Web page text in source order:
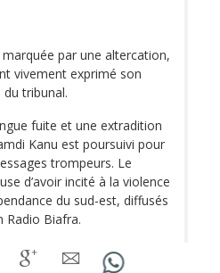
par une altercation,
vivement exprimé son
tribunal.
fuite et une extradition
Kanu est poursuivi pour
trompeurs. Le
d’avoir incité à la violence
du sud-est, diffusés
Radio Biafra.